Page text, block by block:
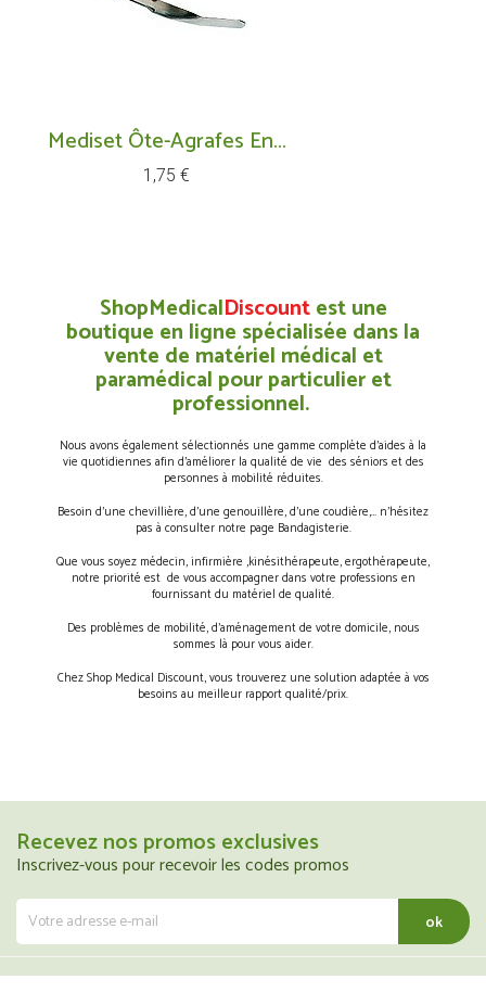
Mediset Ôte-Agrafes En...
Prix
1,75 €
ShopMedicalDiscountest une
boutique en ligne spécialisée dans la
vente de matériel médical et
paramédical pour particulier et
professionnel.
Nous avons également sélectionnés une gamme complète d’aides à la
vie quotidiennes afin d’améliorer la qualité de vie des séniors et des
personnes à mobilité réduites.
Besoin d’une chevillière, d’une genouillère, d’une coudière,… n’hésitez
pas à consulter notre page Bandagisterie.
Que vous soyez médecin, infirmière ,kinésithérapeute, ergothérapeute,
notre priorité est de vous accompagner dans votre professions en
fournissant du matériel de qualité.
Des problèmes de mobilité, d’aménagement de votre domicile, nous
sommes là pour vous aider.
Chez Shop Medical Discount, vous trouverez une solution adaptée à vos
besoins au meilleur rapport qualité/prix.
Recevez nos promos exclusives
Inscrivez-vous pour recevoir les codes promos